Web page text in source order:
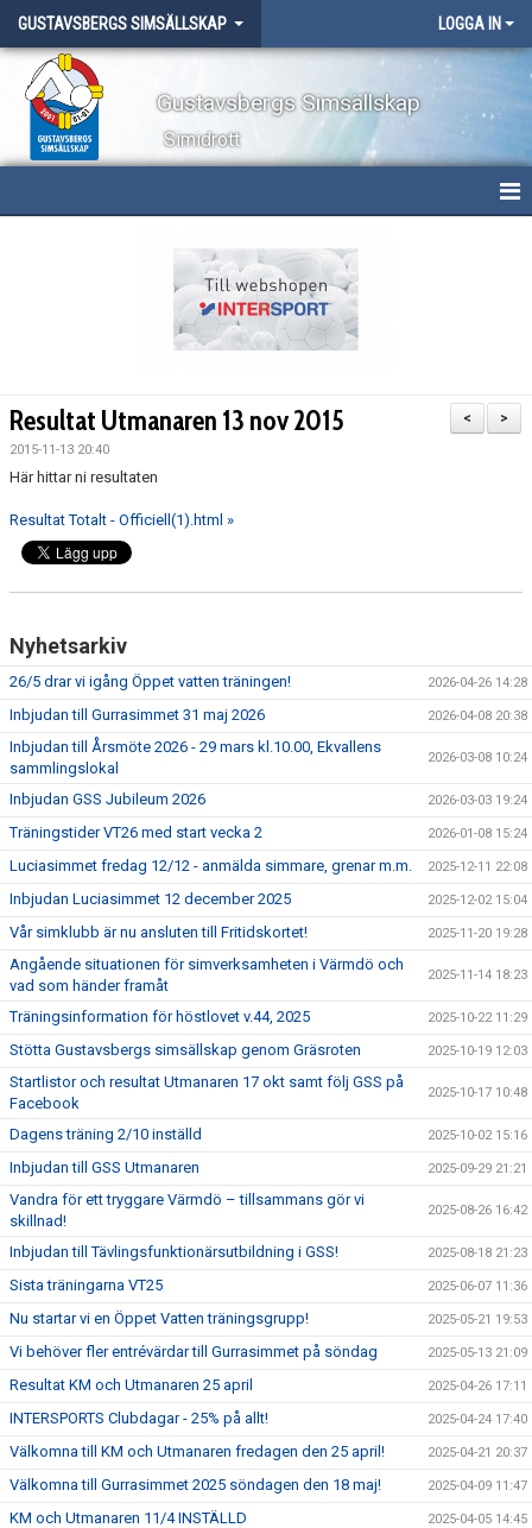
GUSTAVSBERGS SIMSÄLLSKAP LOGGA IN
Gustavsbergs Simsällskap
Simidrott
LÄGER
TRÄNINGSAVGIFTER
>
<
Resultat Utmanaren 13 nov 2015
2015-11-13 20:40
Här hittar ni resultaten
Resultat Totalt - Officiell(1).html »
Nyhetsarkiv
26/5 drar vi igång Öppet vatten träningen! 2026-04-26 14:28
Inbjudan till Gurrasimmet 31 maj 2026 2026-04-08 20:38
Inbjudan till Årsmöte 2026 - 29 mars kl.10.00, Ekvallens
sammlingslokal
2026-03-08 10:24
Inbjudan GSS Jubileum 2026 2026-03-03 19:24
Träningstider VT26 med start vecka 2 2026-01-08 15:24
Luciasimmet fredag 12/12 - anmälda simmare, grenar m.m. 2025-12-11 22:08
Inbjudan Luciasimmet 12 december 2025 2025-12-02 15:04
Vår simklubb är nu ansluten till Fritidskortet! 2025-11-20 19:28
Angående situationen för simverksamheten i Värmdö och
vad som händer framåt
2025-11-14 18:23
Träningsinformation för höstlovet v.44, 2025 2025-10-22 11:29
Stötta Gustavsbergs simsällskap genom Gräsroten 2025-10-19 12:03
Startlistor och resultat Utmanaren 17 okt samt följ GSS på
Facebook
2025-10-17 10:48
Dagens träning 2/10 inställd 2025-10-02 15:16
Inbjudan till GSS Utmanaren 2025-09-29 21:21
Vandra för ett tryggare Värmdö – tillsammans gör vi
skillnad!
2025-08-26 16:42
Inbjudan till Tävlingsfunktionärsutbildning i GSS! 2025-08-18 21:23
Sista träningarna VT25 2025-06-07 11:36
Nu startar vi en Öppet Vatten träningsgrupp! 2025-05-21 19:53
Vi behöver fler entrévärdar till Gurrasimmet på söndag 2025-05-13 21:09
Resultat KM och Utmanaren 25 april 2025-04-26 17:11
INTERSPORTS Clubdagar - 25% på allt! 2025-04-24 17:40
Välkomna till KM och Utmanaren fredagen den 25 april! 2025-04-21 20:37
Välkomna till Gurrasimmet 2025 söndagen den 18 maj! 2025-04-09 11:47
KM och Utmanaren 11/4 INSTÄLLD 2025-04-05 14:45